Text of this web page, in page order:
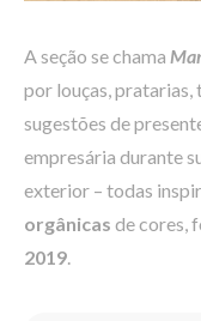
A seção se chama
por louças, pratarias,
sugestões de
empresária durante
exterior – todas
orgânicas de cores,
2019.